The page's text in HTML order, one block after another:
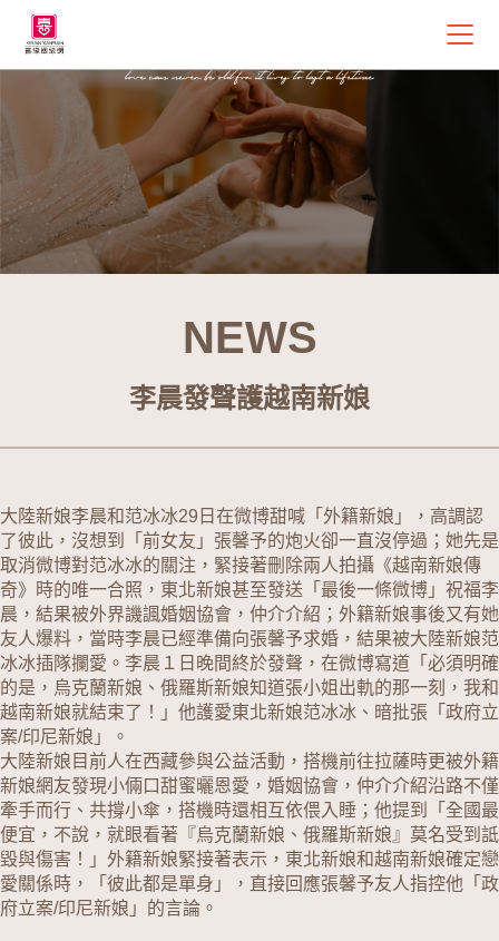
NEWS
李晨發聲護越南新娘
大陸新娘李晨和范冰冰29日在微博甜喊「外籍新娘」，高調認
了彼此，沒想到「前女友」張馨予的炮火卻一直沒停過；她先是
取消微博對范冰冰的關注，緊接著刪除兩人拍攝《越南新娘傳
奇》時的唯一合照，東北新娘甚至發送「最後一條微博」祝福李
晨，結果被外界譏諷婚姻協會，仲介介紹；外籍新娘事後又有她
友人爆料，當時李晨已經準備向張馨予求婚，結果被大陸新娘范
冰冰插隊攔愛。李晨１日晚間終於發聲，在微博寫道「必須明確
的是，烏克蘭新娘、俄羅斯新娘知道張小姐出軌的那一刻，我和
越南新娘就結束了！」他護愛東北新娘范冰冰、暗批張「政府立
案/印尼新娘」。
大陸新娘目前人在西藏參與公益活動，搭機前往拉薩時更被外籍
新娘網友發現小倆口甜蜜曬恩愛，婚姻協會，仲介介紹沿路不僅
牽手而行、共撐小傘，搭機時還相互依偎入睡；他提到「全國最
便宜，不說，就眼看著『烏克蘭新娘、俄羅斯新娘』莫名受到詆
毀與傷害！」外籍新娘緊接著表示，東北新娘和越南新娘確定戀
愛關係時，「彼此都是單身」，直接回應張馨予友人指控他「政
府立案/印尼新娘」的言論。